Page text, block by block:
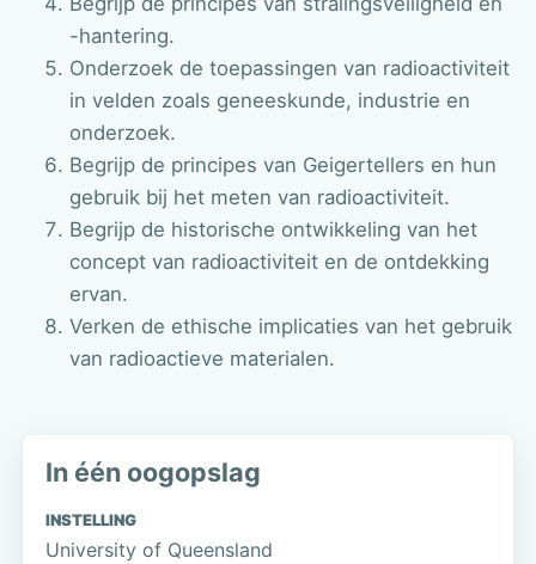
-hantering.
Onderzoek de toepassingen van radioactiviteit
in velden zoals geneeskunde, industrie en
onderzoek.
Begrijp de principes van Geigertellers en hun
gebruik bij het meten van radioactiviteit.
Begrijp de historische ontwikkeling van het
concept van radioactiviteit en de ontdekking
ervan.
Verken de ethische implicaties van het gebruik
van radioactieve materialen.
In één oogopslag
INSTELLING
University of Queensland